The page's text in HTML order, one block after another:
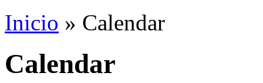
Inicio » Calendar
Calendar